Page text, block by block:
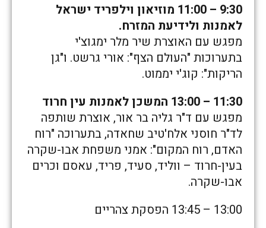
9:30 – 11:00 מוזיאון וילפריד ישראל
לאמנות ולידיעת המזרח.
מפגש עם האוצרת שיר מלר ימגוצ'י
בתערוכות "העולם הצף": אורי גרשט. ו"גן
הריקות": קוג'י יממוט.
11:30 – 13:00 המשכן לאמנות עין חרוד
מפגש עם ד"ר גליה בר אור, אוצרת שותפה
לד"ר חוסני אלח'טיב שחאדה, בתערוכה "רוח
האדם, רוח המקום": אמני משפחת אבו-שקרה
בעין-חרוד – ווליד, סעיד, פריד, עאסם וכרים
אבו-שקרה.
13:00 – 13:45 הפסקת צהריים